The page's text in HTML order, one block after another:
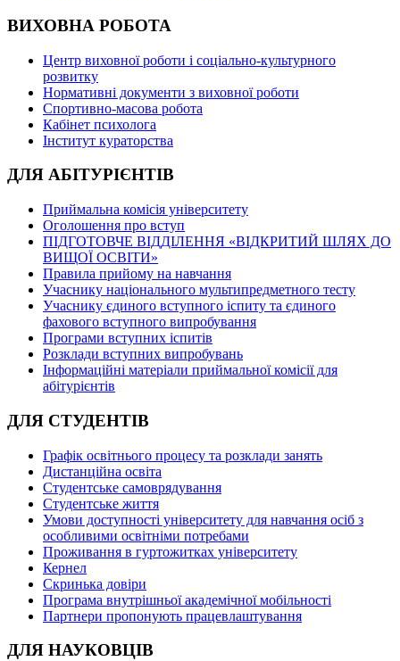
ВИХОВНА РОБОТА
Центр виховної роботи і соціально-культурного
розвитку
Нормативні документи з виховної роботи
Спортивно-масова робота
Кабінет психолога
Інститут кураторства
ДЛЯ АБІТУРІЄНТІВ
Приймальна комісія університету
Оголошення про вступ
ПІДГОТОВЧЕ ВІДДІЛЕННЯ «ВІДКРИТИЙ ШЛЯХ ДО
ВИЩОЇ ОСВІТИ»
Правила прийому на навчання
Учаснику національного мультипредметного тесту
Учаснику єдиного вступного іспиту та єдиного
фахового вступного випробування
Програми вступних іспитів
Розклади вступних випробувань
Інформаційні матеріали приймальної комісії для
абітурієнтів
ДЛЯ СТУДЕНТІВ
Графік освітнього процесу та розклади занять
Дистанційна освіта
Студентське самоврядування
Студентське життя
Умови доступності університету для навчання осіб з
особливими освітніми потребами
Проживання в гуртожитках університету
Кернел
Скринька довіри
Програма внутрішньої академічної мобільності
Партнери пропонують працевлаштування
ДЛЯ НАУКОВЦІВ